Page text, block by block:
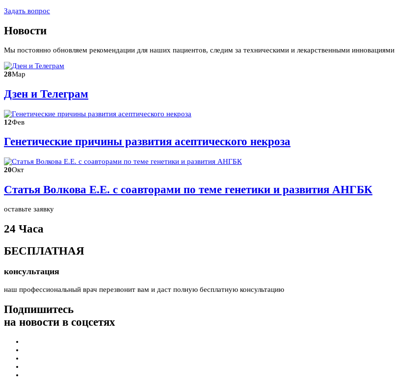
Задать вопрос
Новости
Мы постоянно обновляем рекомендации для наших пациентов, следим за техническими и лекарственными инновациями
28Мар
Дзен и Телеграм
12Фев
Генетические причины развития асептического некроза
20Окт
Статья Волкова Е.Е. с соавторами по теме генетики и развития АНГБК
оставьте заявку
24 Часа
БЕСПЛАТНАЯ
консультация
наш профессиональный врач перезвонит вам и даст полную бесплатную консультацию
Подпишитесь
на новости в соцсетях